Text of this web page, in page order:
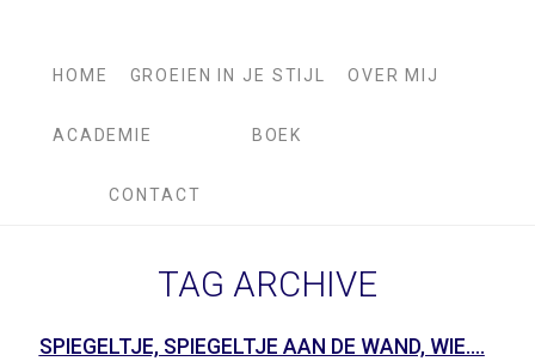
HOME GROEIEN IN JE STIJL OVER MIJ
ACADEMIE BOEK
CONTACT
TAG ARCHIVE
SPIEGELTJE, SPIEGELTJE AAN DE WAND, WIE….